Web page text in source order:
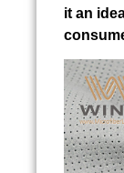
it an